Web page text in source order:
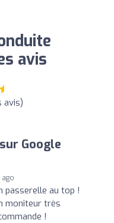
avis
avis)
Google
ago
passerelle au top !
moniteur très
!